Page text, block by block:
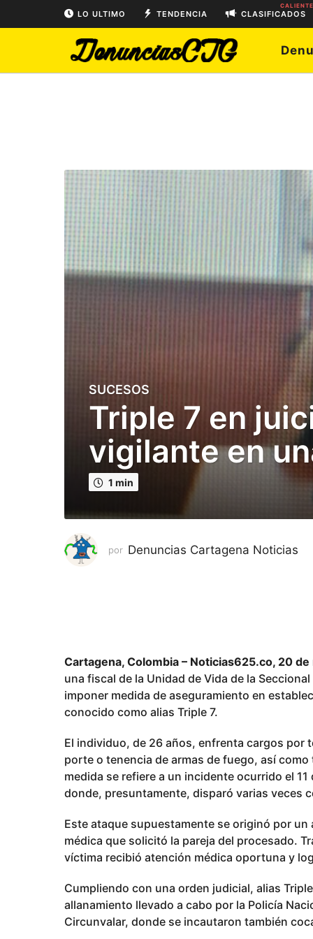
LO ULTIMO TENDENCIA CLASIFICADOS
CALIENTE
3
m
e
s
p
l
i
m
e
s
e
p
u
b
l
c
a
d
SUCESOS
Triple 7 en
vigilante en
1 min
por Denuncias Cartagena Noticias
Cartagena, Colombia – Noticias625.co, 20
una fiscal de la Unidad de Vida de la
imponer medida de aseguramiento en
conocido como alias Triple 7.
El individuo, de 26 años, enfrenta cargos
porte o tenencia de armas de fuego, así
medida se refiere a un incidente ocurrido el
donde, presuntamente, disparó varias veces
Este ataque supuestamente se originó por
médica que solicitó la pareja del procesado.
víctima recibió atención médica oportuna y
Cumpliendo con una orden judicial, alias
allanamiento llevado a cabo por la Policía
Circunvalar, donde se incautaron también